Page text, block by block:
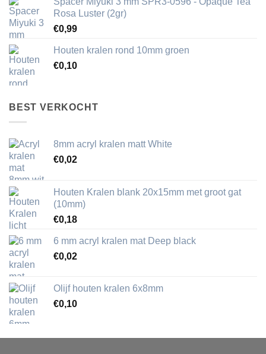
Rosa Luster (2gr)
€0,99
Houten kralen rond 10mm groen
€0,10
BEST VERKOCHT
8mm acryl kralen matt White
€0,02
Houten Kralen blank 20x15mm met groot gat
(10mm)
€0,18
6 mm acryl kralen mat Deep black
€0,02
Olijf houten kralen 6x8mm
€0,10